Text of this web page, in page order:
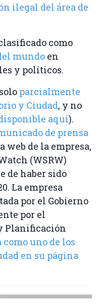
ilegal del área de
como
mundo en
y políticos.
parcialmente
y Ciudad, y no
aquí).
de prensa
web de la empresa,
(WSRW)
de haber sido
La empresa
por el Gobierno
por el
Planificación
uno de los
en su página